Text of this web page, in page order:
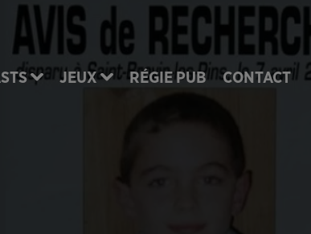
JEUX RÉGIE PUB CONTACT